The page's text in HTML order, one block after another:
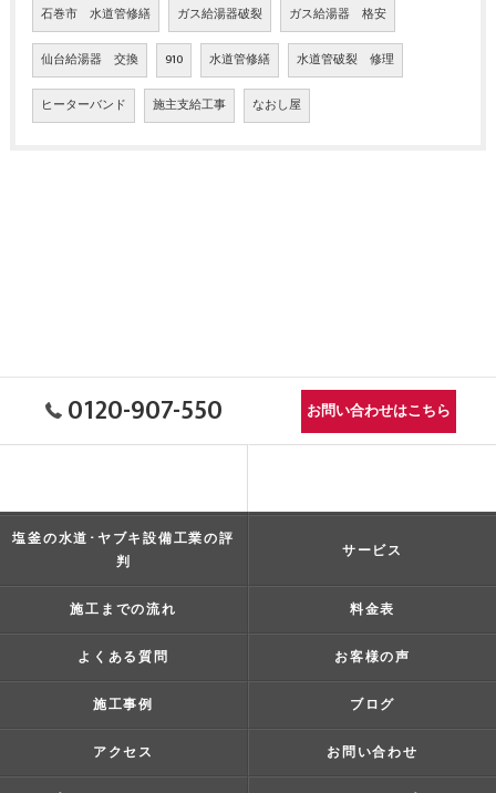
石巻市 水道管修繕 ガス給湯器破裂 ガス給湯器 格安
仙台給湯器 交換 910 水道管修繕 水道管破裂 修理
ヒーターバンド 施主支給工事 なおし屋
0120-907-550 お問い合わせはこちら
塩釜の水道･ヤブキ設備工業の評
判
サービス
施工までの流れ 料金表
よくある質問 お客様の声
施工事例 ブログ
アクセス お問い合わせ